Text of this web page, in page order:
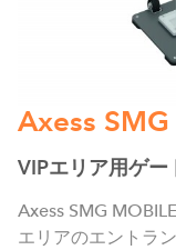
Axess
VIPエリア用ゲー
Axess SMG
エリアのエントラ